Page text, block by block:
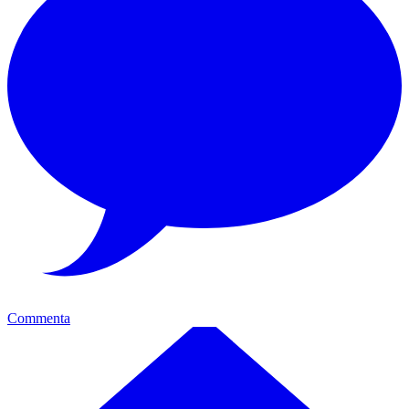
Commenta